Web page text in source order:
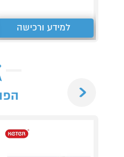
למידע ורכישה